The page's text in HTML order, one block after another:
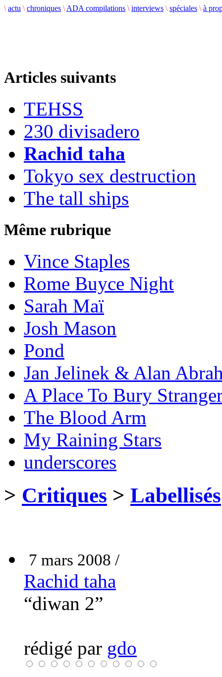
\ actu \ chroniques \ ADA compilations \ interviews \ spéciales \ à
Articles suivants
TEHSS
230 divisadero
Rachid taha
Tokyo sex destruction
The tall ships
Même rubrique
Vince Staples
Rome Buyce Night
Sarah Maï
Josh Mason
Pond
Jan Jelinek & Alan
A Place To Bury
The Blood Arm
My Raining Stars
underscores
> Critiques > Labellisés
7 mars 2008 /
Rachid taha
“diwan 2”
rédigé par gdo